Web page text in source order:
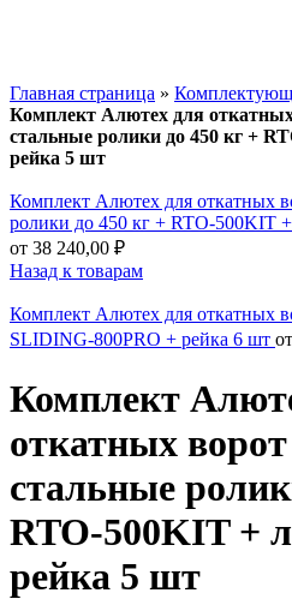
Главная страница »
Комплект Алютех для
стальные ролики до 450 кг +
рейка 5 шт
Комплект Алютех для откатных
ролики до 450 кг + RTO-500KIT
от 38 240,00 ₽
Назад к товарам
Комплект Алютех для откатных
SLIDING-800PRO + рейка 6 шт от
Комплект
откатных
стальные
RTO-500KIT +
рейка 5 шт